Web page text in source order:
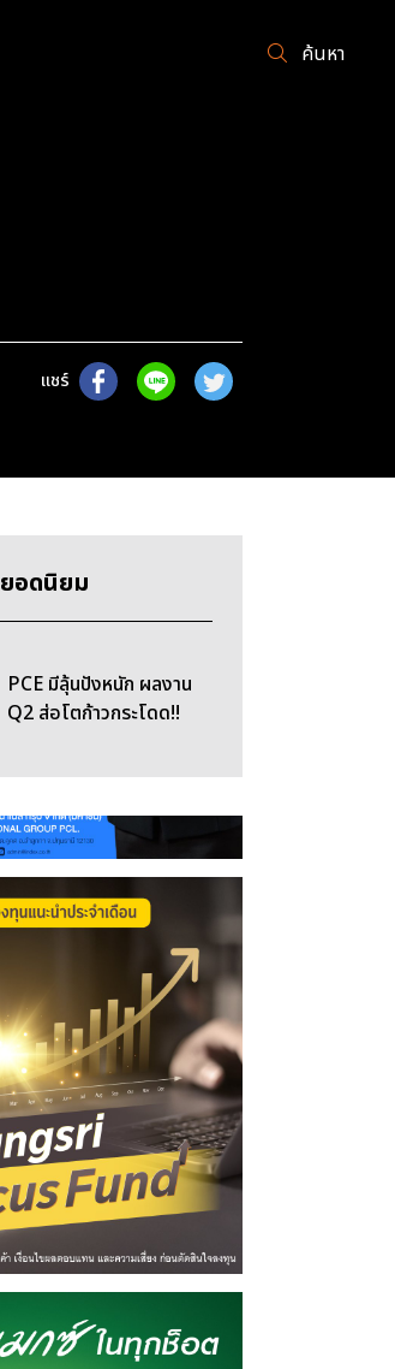
ค้นหา
แชร์
ยอดนิยม
PCE มีลุ้นปังหนัก ผลงาน
Q2 ส่อโตก้าวกระโดด!!